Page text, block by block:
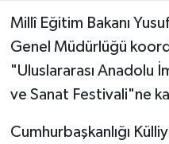
Millî Eğitim Bakanı
Genel Müdürlüğü
"Uluslararası Anadolu
ve Sanat Festivali"ne
Cumhurbaşkanlığı